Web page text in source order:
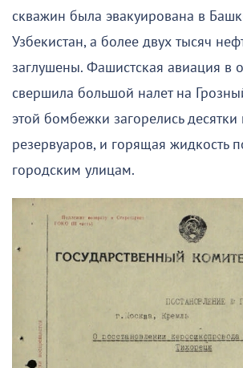
скважин была эвакуирована в
Узбекистан, а более двух тысяч
заглушены. Фашистская авиация в
свершила большой налет на
этой бомбежки загорелись
резервуаров, и горящая жидкость
городским улицам.